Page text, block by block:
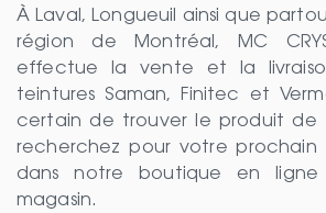
À Laval, Longueuil ainsi que
région de Montréal, MC
effectue la vente et la
teintures Saman, Finitec et
certain de trouver le produit de
recherchez pour votre prochain
dans notre boutique en
magasin.